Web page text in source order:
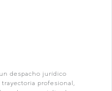
despacho jurídico
profesional,